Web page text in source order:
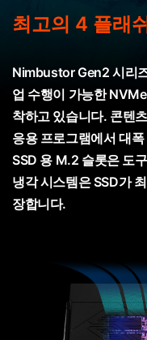
최고의 4 플래
Nimbustor Gen2 시리
업 수행이 가능한
착하고 있습니다. 콘텐
응용 프로그램에서 대
SSD 용 M.2 슬롯은 도
냉각 시스템은 SSD가
장합니다.